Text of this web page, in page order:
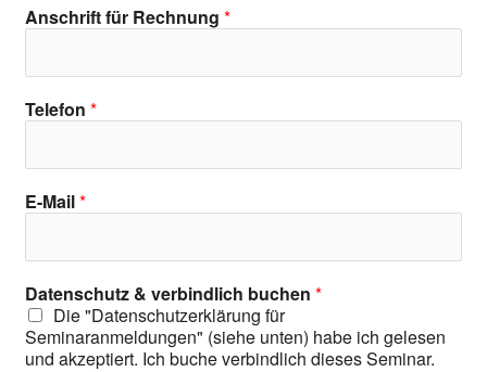
Anschrift für Rechnung*
Telefon*
E-Mail*
Datenschutz & verbindlich buchen*
Die "Datenschutzerklärung für
Seminaranmeldungen" (siehe unten) habe ich gelesen
und akzeptiert. Ich buche verbindlich dieses Seminar.